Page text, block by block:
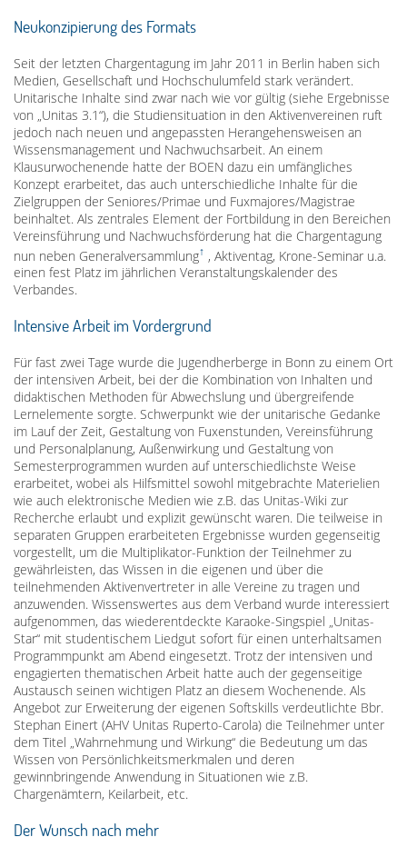
Neukonzipierung des Formats
Seit der letzten Chargentagung im Jahr 2011 in Berlin haben sich
Medien, Gesellschaft und Hochschulumfeld stark verändert.
Unitarische Inhalte sind zwar nach wie vor gültig (siehe Ergebnisse
von „Unitas 3.1“), die Studiensituation in den Aktivenvereinen ruft
jedoch nach neuen und angepassten Herangehensweisen an
Wissensmanagement und Nachwuchsarbeit. An einem
Klausurwochenende hatte der BOEN dazu ein umfängliches
Konzept erarbeitet, das auch unterschiedliche Inhalte für die
Zielgruppen der Seniores/Primae und Fuxmajores/Magistrae
beinhaltet. Als zentrales Element der Fortbildung in den Bereichen
Vereinsführung und Nachwuchsförderung hat die Chargentagung
nun neben Generalversammlung , Aktiventag, Krone-Seminar u.a.
einen fest Platz im jährlichen Veranstaltungskalender des
Verbandes.
Intensive Arbeit im Vordergrund
Für fast zwei Tage wurde die Jugendherberge in Bonn zu einem Ort
der intensiven Arbeit, bei der die Kombination von Inhalten und
didaktischen Methoden für Abwechslung und übergreifende
Lernelemente sorgte. Schwerpunkt wie der unitarische Gedanke
im Lauf der Zeit, Gestaltung von Fuxenstunden, Vereinsführung
und Personalplanung, Außenwirkung und Gestaltung von
Semesterprogrammen wurden auf unterschiedlichste Weise
erarbeitet, wobei als Hilfsmittel sowohl mitgebrachte Materielien
wie auch elektronische Medien wie z.B. das Unitas-Wiki zur
Recherche erlaubt und explizit gewünscht waren. Die teilweise in
separaten Gruppen erarbeiteten Ergebnisse wurden gegenseitig
vorgestellt, um die Multiplikator-Funktion der Teilnehmer zu
gewährleisten, das Wissen in die eigenen und über die
teilnehmenden Aktivenvertreter in alle Vereine zu tragen und
anzuwenden. Wissenswertes aus dem Verband wurde interessiert
aufgenommen, das wiederentdeckte Karaoke-Singspiel „Unitas-
Star“ mit studentischem Liedgut sofort für einen unterhaltsamen
Programmpunkt am Abend eingesetzt. Trotz der intensiven und
engagierten thematischen Arbeit hatte auch der gegenseitige
Austausch seinen wichtigen Platz an diesem Wochenende. Als
Angebot zur Erweiterung der eigenen Softskills verdeutlichte Bbr.
Stephan Einert (AHV Unitas Ruperto-Carola) die Teilnehmer unter
dem Titel „Wahrnehmung und Wirkung“ die Bedeutung um das
Wissen von Persönlichkeitsmerkmalen und deren
gewinnbringende Anwendung in Situationen wie z.B.
Chargenämtern, Keilarbeit, etc.
Der Wunsch nach mehr